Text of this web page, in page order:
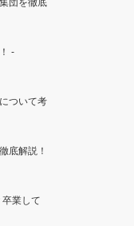
団を徹底
-
ついて考
底解説！
業して